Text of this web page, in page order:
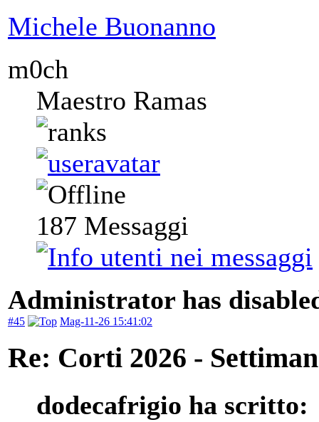
Michele Buonanno
m0ch
Maestro Ramas
187 Messaggi
Administrator has
#45 Mag-11-26 15:41:02
Re: Corti 2026 -
dodecafrigio ha scritto: